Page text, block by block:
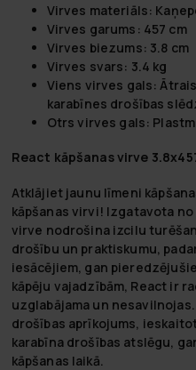
Virves materiāls:
Virves garums: 457 cm
Virves biezums: 3.8 cm
Virves svars: 3.4 kg
Viens virves gals:
karabīnes drošības
Otrs virves gals:
React kāpšanas virve
Atklājiet jaunu līmeni
kāpšanas virvi! Izgatavota
virve nodrošina izcilu
drošību un praktiskumu,
iesācējiem, gan
kāpēju vajadzībām, React ir
uzglabājama un
drošības aprīkojums,
karabīna drošības atslēgu,
kāpšanas laikā.